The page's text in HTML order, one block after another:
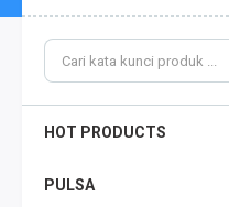
HOT PRODUCTS
PULSA